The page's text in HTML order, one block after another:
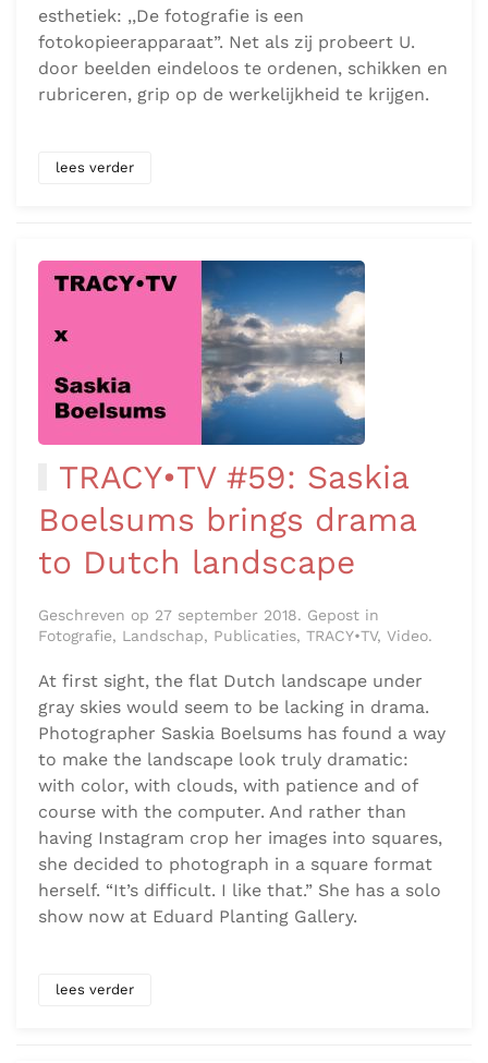
esthetiek: ,,De fotografie is een
fotokopieerapparaat”. Net als zij probeert U.
door beelden eindeloos te ordenen, schikken en
rubriceren, grip op de werkelijkheid te krijgen.
lees verder
TRACY•TV #59: Saskia
Boelsums brings drama
to Dutch landscape
Geschreven op 27 september 2018. Gepost in
Fotografie, Landschap, Publicaties, TRACY•TV, Video.
At first sight, the flat Dutch landscape under
gray skies would seem to be lacking in drama.
Photographer Saskia Boelsums has found a way
to make the landscape look truly dramatic:
with color, with clouds, with patience and of
course with the computer. And rather than
having Instagram crop her images into squares,
she decided to photograph in a square format
herself. “It’s difficult. I like that.” She has a solo
show now at Eduard Planting Gallery.
lees verder